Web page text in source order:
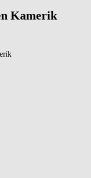
Kamerik